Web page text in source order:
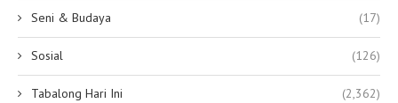
Seni & Budaya (17)
Sosial (126)
Tabalong Hari Ini (2,362)